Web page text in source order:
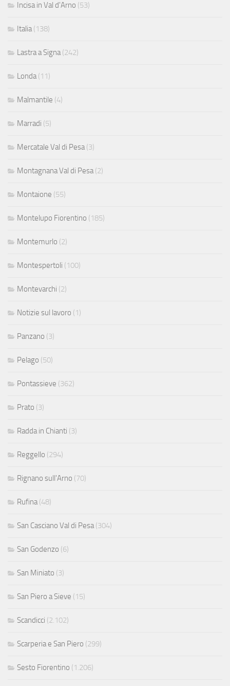
Incisa in Val d'Arno (53)
Italia(138)
Lastra a Signa(242)
Londa(11)
Malmantile (4)
Marradi (5)
Mercatale Val di Pesa(3)
Montagnana Val di Pesa(2)
Montaione (55)
Montelupo Fiorentino (185)
Montemurlo (2)
Montespertoli (100)
Montevarchi (2)
Notizie sul lavoro (1)
Panzano (3)
Pelago (50)
Pontassieve (362)
Prato (3)
Radda in Chianti (3)
Reggello (294)
Rignano sull'Arno (70)
Rufina(48)
San Casciano Val di Pesa(304)
San Godenzo (6)
San Miniato (3)
San Piero a Sieve (15)
Scandicci (2.102)
Scarperia e San Piero (299)
Sesto Fiorentino (1.206)